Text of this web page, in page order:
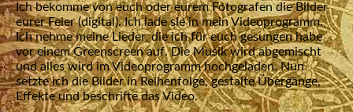
Ich bekomme von euch oder eurem Fotografen die Bilder
eurer Feier (digital). Ich lade sie in mein Videoprogramm.
Ich nehme meine Lieder, die ich für euch gesungen habe
vor einem Greenscreen auf. Die Musik wird abgemischt
und alles wird im Videoprogramm hochgeladen. Nun
setzte ich die Bilder in Reihenfolge, gestalte Übergänge,
Effekte und beschrifte das Video.